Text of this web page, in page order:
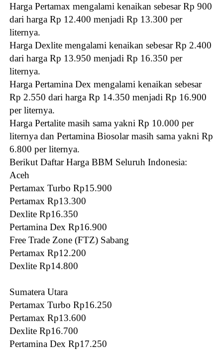
Harga Pertamax mengalami kenaikan sebesar Rp 900
dari harga Rp 12.400 menjadi Rp 13.300 per
liternya.
Harga Dexlite mengalami kenaikan sebesar Rp 2.400
dari harga Rp 13.950 menjadi Rp 16.350 per
liternya.
Harga Pertamina Dex mengalami kenaikan sebesar
Rp 2.550 dari harga Rp 14.350 menjadi Rp 16.900
per liternya.
Harga Pertalite masih sama yakni Rp 10.000 per
liternya dan Pertamina Biosolar masih sama yakni Rp
6.800 per liternya.
Berikut Daftar Harga BBM Seluruh Indonesia:
Aceh
Pertamax Turbo Rp15.900
Pertamax Rp13.300
Dexlite Rp16.350
Pertamina Dex Rp16.900
Free Trade Zone (FTZ) Sabang
Pertamax Rp12.200
Dexlite Rp14.800
Sumatera Utara
Pertamax Turbo Rp16.250
Pertamax Rp13.600
Dexlite Rp16.700
Pertamina Dex Rp17.250